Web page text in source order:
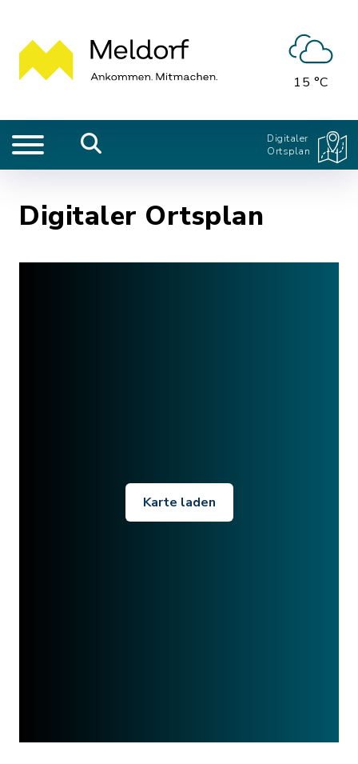
15 °C
Digitaler
Ortsplan
Digitaler Ortsplan
Karte laden